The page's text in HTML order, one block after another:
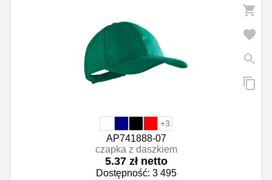
+3
AP741888-07
czapka z daszkiem
5.37 zł netto
Dostępność: 3 495